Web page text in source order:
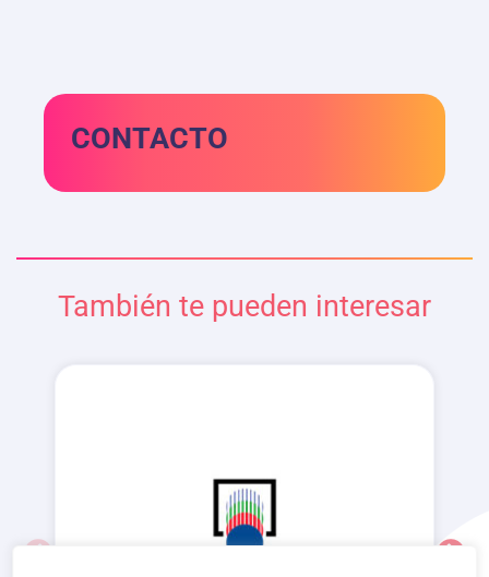
CONTACTO
También te pueden interesar